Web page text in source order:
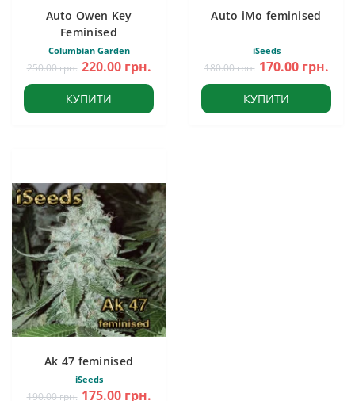
Auto Owen Key
Feminised
Columbian Garden
250.00 грн. 220.00 грн.
КУПИТИ
Auto iMo feminised
iSeeds
180.00 грн. 170.00 грн.
КУПИТИ
Ak 47 feminised
iSeeds
190.00 грн. 175.00 грн.